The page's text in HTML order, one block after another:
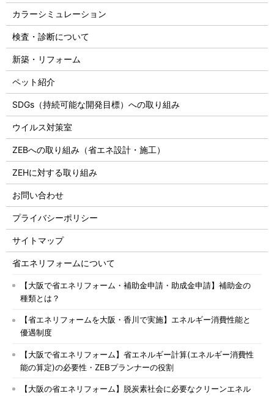
カラーシミュレーション
検査・診断について
新築・リフォーム
ペット紹介
SDGs（持続可能な開発目標）への取り組み
ウイルス対策室
ZEBへの取り組み（省エネ設計・施工）
ZEHに対する取り組み
お問い合わせ
プライバシーポリシー
サイトマップ
省エネリフォームについて
【大阪で省エネリフォーム・補助金申請・助成金申請】補助金の
種類とは？
【省エネリフォームを大阪・香川で実施】エネルギー消費性能と
優遇制度
【大阪で省エネリフォーム】省エネルギー計算(エネルギー消費性
能の算定)の必要性・ZEBプランナーの役割
【大阪の省エネリフォーム】脱炭素社会に必要なクリーンエネル